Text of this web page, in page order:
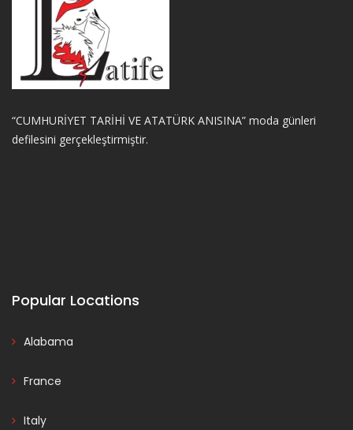
“CUMHURİYET TARİHİ VE ATATÜRK ANISINA” moda günleri
defilesini gerçekleştirmiştir.
Popular Locations
Alabama
France
Italy